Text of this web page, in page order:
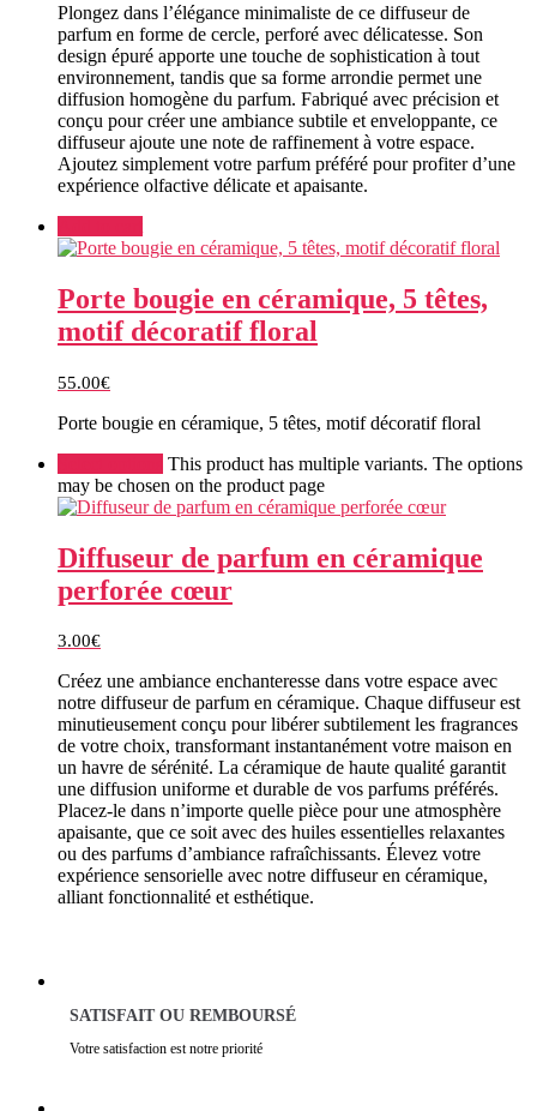
Plongez dans l’élégance minimaliste de ce diffuseur de
parfum en forme de cercle, perforé avec délicatesse. Son
design épuré apporte une touche de sophistication à tout
environnement, tandis que sa forme arrondie permet une
diffusion homogène du parfum. Fabriqué avec précision et
conçu pour créer une ambiance subtile et enveloppante, ce
diffuseur ajoute une note de raffinement à votre espace.
Ajoutez simplement votre parfum préféré pour profiter d’une
expérience olfactive délicate et apaisante.
Porte bougie en céramique, 5 têtes,
motif décoratif floral
55.00€
Porte bougie en céramique, 5 têtes, motif décoratif floral
This product has multiple variants. The options
may be chosen on the product page
Diffuseur de parfum en céramique
perforée cœur
3.00€
Créez une ambiance enchanteresse dans votre espace avec
notre diffuseur de parfum en céramique. Chaque diffuseur est
minutieusement conçu pour libérer subtilement les fragrances
de votre choix, transformant instantanément votre maison en
un havre de sérénité. La céramique de haute qualité garantit
une diffusion uniforme et durable de vos parfums préférés.
Placez-le dans n’importe quelle pièce pour une atmosphère
apaisante, que ce soit avec des huiles essentielles relaxantes
ou des parfums d’ambiance rafraîchissants. Élevez votre
expérience sensorielle avec notre diffuseur en céramique,
alliant fonctionnalité et esthétique.
SATISFAIT OU REMBOURSÉ
Votre satisfaction est notre priorité